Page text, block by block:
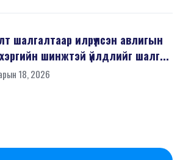
шалгалтаар илрүүлсэн авлигын
шинжтэй үйлдлийг шалг...
18, 2026